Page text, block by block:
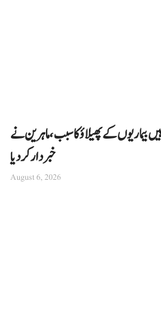
بیماریوں کے پھیلاؤ کا سبب، ماہرین نے
خبردار کر دیا
August 6, 2026